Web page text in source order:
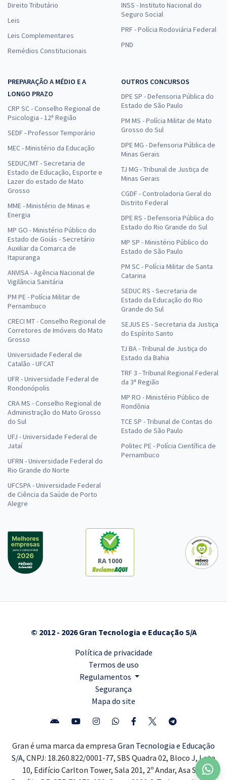
Direito Tributário
Leis
Leis Complementares
Remédios Constitucionais
INSS - Instituto Nacional do
Seguro Social
PRF - Polícia Rodoviária Federal
PND
PREPARAÇÃO A MÉDIO E A
LONGO PRAZO
CRP SC - Conselho Regional de
Psicologia - 12ª Região
SEDF - Professor Temporário
MEC - Ministério da Educação
SEDUC/MT - Secretaria de
Estado de Educação, Esporte e
Lazer do estado de Mato
Grosso
MME - Ministério de Minas e
Energia
MP GO - Ministério Público do
Estado de Goiás - Secretário
Auxiliar da Comarca de
Itapuranga
ANVISA - Agência Nacional de
Vigilância Sanitária
PM PE - Polícia Militar de
Pernambuco
CRECI MT - Conselho Regional de
Corretores de Imóveis do Mato
Grosso
Universidade Federal de
Catalão - UFCAT
UFR - Universidade Federal de
Rondonópolis
CRA MS - Conselho Regional de
Administração do Mato Grosso
do Sul
UFJ - Universidade Federal de
Jataí
UFRN - Universidade Federal do
Rio Grande do Norte
UFCSPA - Universidade Federal
de Ciência da Saúde de Porto
Alegre
OUTROS CONCURSOS
DPE SP - Defensoria Pública do
Estado de São Paulo
PM MS - Polícia Militar de Mato
Grosso do Sul
DPE MG - Defensoria Pública de
Minas Gerais
TJ MG - Tribunal de Justiça de
Minas Gerais
CGDF - Controladoria Geral do
Distrito Federal
DPE RS - Defensoria Pública do
Estado do Rio Grande do Sul
MP SP - Ministério Público do
Estado de São Paulo
PM SC - Polícia Militar de Santa
Catarina
SEDUC RS - Secretaria de
Estado da Educação do Rio
Grande do Sul
SEJUS ES - Secretaria da Justiça
do Espírito Santo
TJ BA - Tribunal de Justiça do
Estado da Bahia
TRF 3 - Tribunal Regional Federal
da 3ª Região
MP RO - Ministério Público de
Rondônia
TCE SP - Tribunal de Contas do
Estado de São Paulo
Politec PE - Polícia Científica de
Pernambuco
RA 1000
© 2012 - 2026 Gran Tecnologia e Educação S/A
Política de privacidade
Termos de uso
Regulamentos
Segurança
Mapa do site
Gran é uma marca da empresa Gran Tecnologia e Educação
S/A, CNPJ: 18.260.822/0001-77, SBS Quadra 02, Bloco J, Lote
10, Edifício Carlton Tower, Sala 201, 2º Andar, Asa Sul,